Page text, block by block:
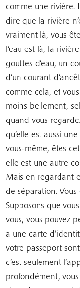
comme une rivière.
dire que la rivière
vraiment là, vous
l’eau est là, la
gouttes d’eau, un
d’un courant
comme cela, et
moins bellement,
quand vous
qu’elle est aussi
vous-même, êtes
elle est une autre
Mais en regardant
de séparation.
Supposons que
vous, vous pouvez
a une carte
votre passeport
c’est seulement
profondément,